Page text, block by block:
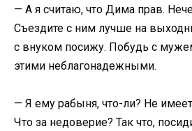
— А я считаю, что Дима прав.
Съездите с ним лучше на
с внуком посижу. Побудь с
этими неблагонадежными.
— Я ему рабыня, что-ли? Не
Что за недоверие? Так что,